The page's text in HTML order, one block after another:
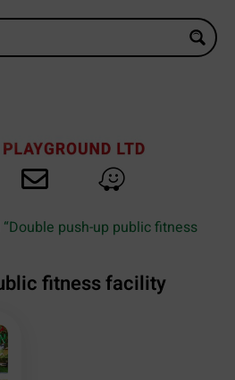
push-up public fitness
fitness facility